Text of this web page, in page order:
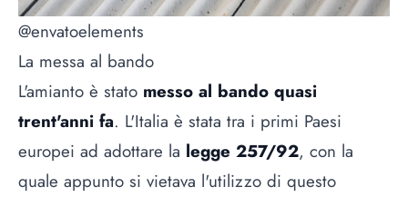
@envatoelements
La messa al bando
L'amianto è stato messo al bando quasi
trent'anni fa. L'Italia è stata tra i primi Paesi
europei ad adottare la legge 257/92, con la
quale appunto si vietava l'utilizzo di questo